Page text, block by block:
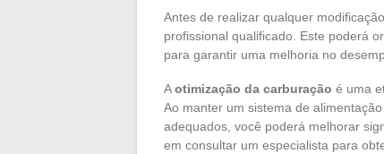
Antes de realizar qualquer
profissional qualificado. Este poderá
para garantir uma melhoria no
Aotimização da carburação é uma
Ao manter um sistema de
adequados, você poderá melhorar
em consultar um especialista para